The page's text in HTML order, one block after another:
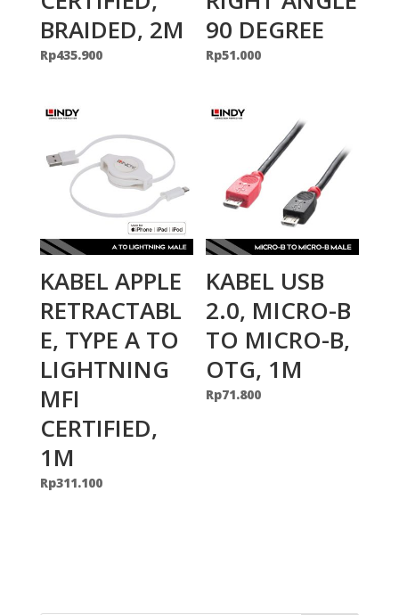
BRAIDED, 2M
Rp435.900
90 DEGREE
Rp51.000
KABEL APPLE
RETRACTABL
E, TYPE A TO
LIGHTNING
MFI
CERTIFIED,
1M
Rp311.100
KABEL USB
2.0, MICRO-B
TO MICRO-B,
OTG, 1M
Rp71.800